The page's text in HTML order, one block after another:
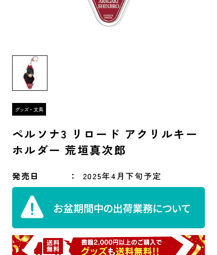
ペルソナ3 リロード アクリルキー
ホルダー 荒垣真次郎
発売日 2025年4月下旬予定